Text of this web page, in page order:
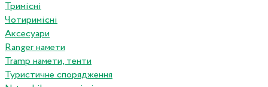
Тримісні
Чотиримісні
Аксесуари
Ranger намети
Tramp намети, тенти
Туристичне спорядження